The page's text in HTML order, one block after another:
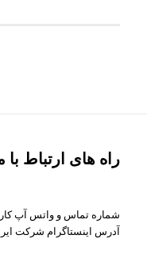
راه های ارتباط با
شماره تماس و واتس آپ
آدرس اینستاگرام شرکت